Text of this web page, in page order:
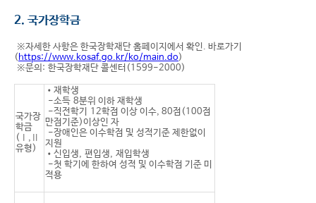
2. 국가장학금
※자세한 사항은 한국장학재단 홈페이지에서 확인. 바로가기
(https://www.kosaf.go.kr/ko/main.do)
※문의: 한국장학재단 콜센터(1599-2000)
국가장
학금
(Ⅰ,Ⅱ
유형)
•재학생
-소득 8분위 이하 재학생
-직전학기 12학점 이상 이수, 80점(100점
만점기준)이상인 자
-장애인은 이수학점 및 성적기준 제한없이
지원
•신입생, 편입생, 재입학생
-첫 학기에 한하여 성적 및 이수학점 기준 미
적용